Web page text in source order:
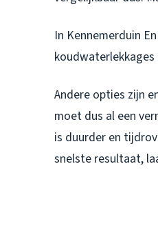
In Kennemerduin
Andere opties zijn
moet dus al een
is duurder en
snelste resultaat,